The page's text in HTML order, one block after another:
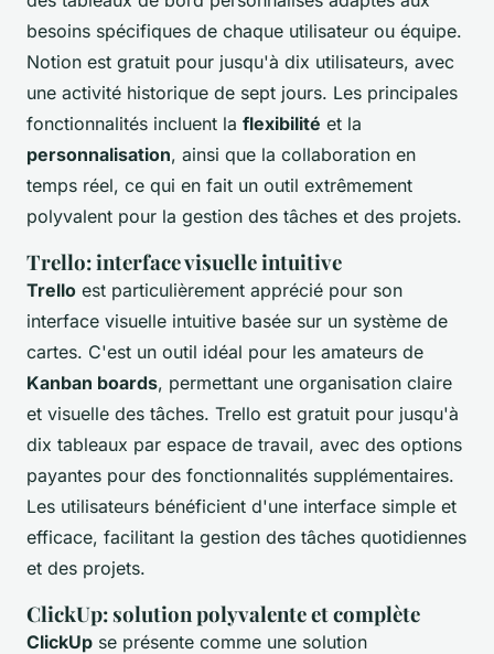
besoins spécifiques de chaque utilisateur ou équipe.
Notion est gratuit pour jusqu'à dix utilisateurs, avec
une activité historique de sept jours. Les principales
fonctionnalités incluent la flexibilité et la
personnalisation, ainsi que la collaboration en
temps réel, ce qui en fait un outil extrêmement
polyvalent pour la gestion des tâches et des projets.
Trello: interface visuelle intuitive
Trello est particulièrement apprécié pour son
interface visuelle intuitive basée sur un système de
cartes. C'est un outil idéal pour les amateurs de
Kanban boards, permettant une organisation claire
et visuelle des tâches. Trello est gratuit pour jusqu'à
dix tableaux par espace de travail, avec des options
payantes pour des fonctionnalités supplémentaires.
Les utilisateurs bénéficient d'une interface simple et
efficace, facilitant la gestion des tâches quotidiennes
et des projets.
ClickUp: solution polyvalente et complète
ClickUp se présente comme une solution